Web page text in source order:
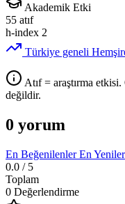
Akademik Etki
55 atıf
h-index 2
Türkiye geneli
Atıf = araştırma
değildir.
0 yorum
En BeğenilenlerEn Yeniler
0.0 / 5
Toplam
0 Değerlendirme